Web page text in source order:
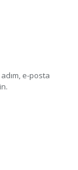
e-posta